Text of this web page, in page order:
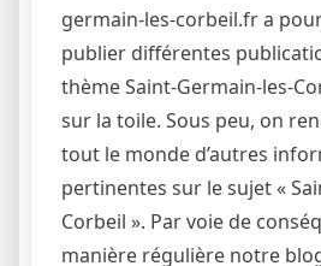
germain-les-corbeil.fr a
publier différentes
thème Saint-Germain-les-
sur la toile. Sous peu, on
tout le monde d’autres
pertinentes sur le sujet «
Corbeil ». Par voie de
manière régulière notre